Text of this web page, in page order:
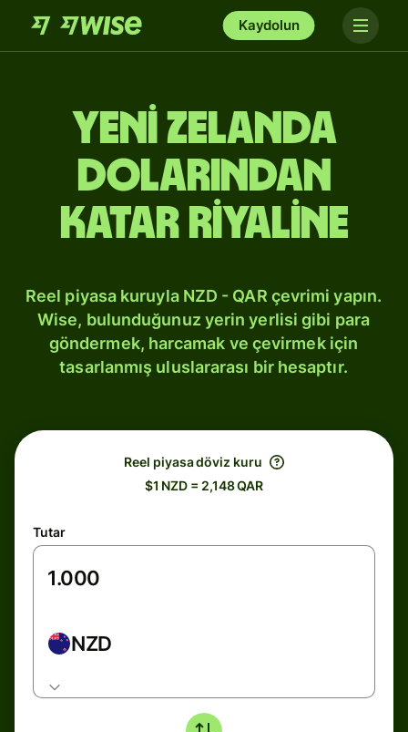
Kaydolun
Yeni Zelanda
dolarından
Katar riyaline
Reel piyasa kuruyla NZD - QAR çevrimi yapın.
Wise, bulunduğunuz yerin yerlisi gibi para
göndermek, harcamak ve çevirmek için
tasarlanmış uluslararası bir hesaptır.
Reel piyasa döviz kuru
$1 NZD = 2,148 QAR
Tutar
NZD